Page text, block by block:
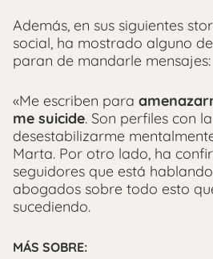
Además, en sus siguientes
social, ha mostrado alguno
paran de mandarle mensajes:
«Me escriben para
me suicide. Son perfiles con
desestabilizarme
Marta. Por otro lado, ha
seguidores que está
abogados sobre todo esto
sucediendo.
MÁS SOBRE: